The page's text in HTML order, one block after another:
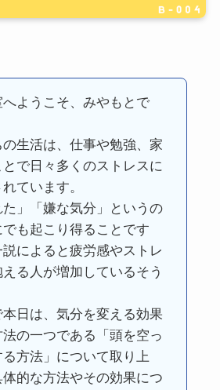
ようこそ、みやもとで
生活は、仕事や勉強、家
とで日々多くのストレスに
ています。
た」「嫌な気分」というの
でも起こり得ることです
説によると疲労感やストレ
える人が増加しているそう
本日は、気分を変える効果
法の一つである「頭を空っ
方法」について取り上
体的な方法やその効果につ